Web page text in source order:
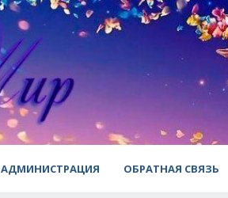
АДМИНИСТРАЦИЯ ОБРАТНАЯ СВЯЗЬ